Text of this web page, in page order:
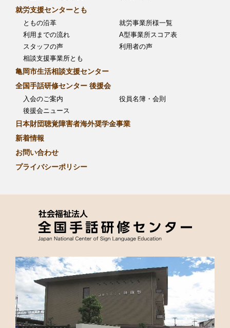
就労支援センターとも
ともの沿革
就労事業所様一覧
利用までの流れ
A型事業所スコア表
スタッフの声
利用者の声
相談支援事業所とも
亀岡市生活相談支援センター
全国手話研修センター 後援会
入会のご案内
役員名簿・会則
後援会ニュース
日本財団聴覚障害者海外奨学金事業
新着情報
お問い合わせ
プライバシーポリシー